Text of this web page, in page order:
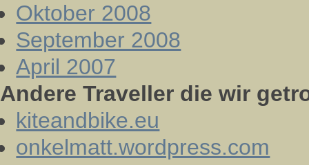
Oktober 2008
September 2008
April 2007
Andere Traveller die wir
kiteandbike.eu
onkelmatt.wordpress.com